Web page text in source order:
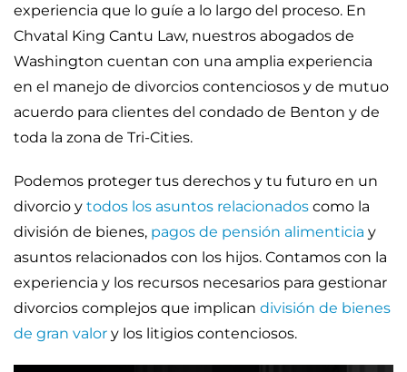
experiencia que lo guíe a lo largo del proceso. En
Chvatal King Cantu Law, nuestros abogados de
Washington cuentan con una amplia experiencia
en el manejo de divorcios contenciosos y de mutuo
acuerdo para clientes del condado de Benton y de
toda la zona de Tri-Cities.
Podemos proteger tus derechos y tu futuro en un
divorcio y todos los asuntos relacionados como la
división de bienes, pagos de pensión alimenticia y
asuntos relacionados con los hijos. Contamos con la
experiencia y los recursos necesarios para gestionar
divorcios complejos que implican división de bienes
de gran valor y los litigios contenciosos.